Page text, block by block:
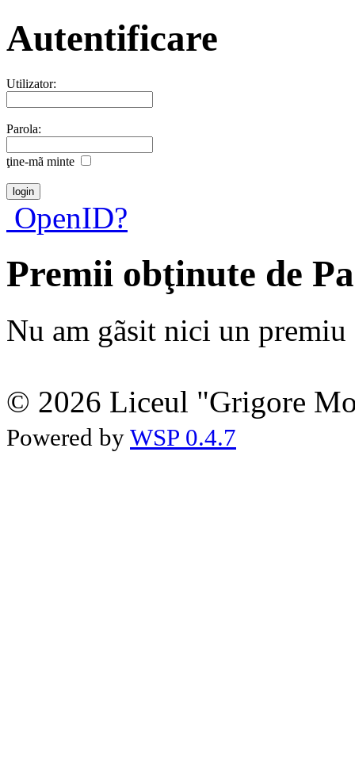
Autentificare
Utilizator:
Parola:
ţine-mã minte
OpenID?
Premii obţinute de
Nu am gãsit nici un premiu
© 2026 Liceul "Grigore
Powered by WSP 0.4.7